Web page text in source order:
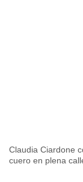
Claudia Ciardone
cuero en plena